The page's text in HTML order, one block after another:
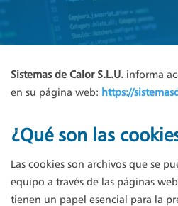
Sistemas de Calor S.L.U. informa
en su página web: https://
¿Qué son las
Las cookies son archivos que se
equipo a través de las páginas
tienen un papel esencial para la